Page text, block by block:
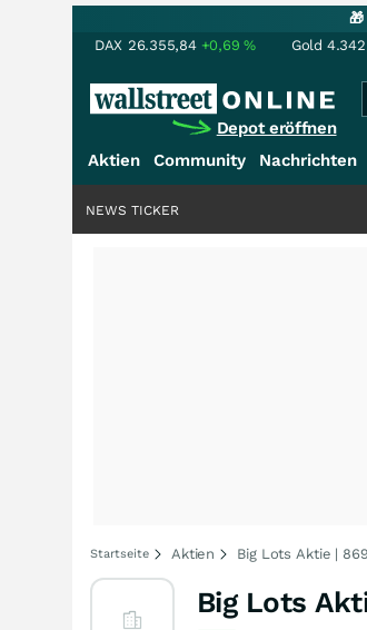
DAX 26.355,84 +0,69% Gold
Depot eröffnen
Aktien Community Nachrichten
NEWS TICKER
Startseite Aktien Big Lots Aktie |
Big Lots